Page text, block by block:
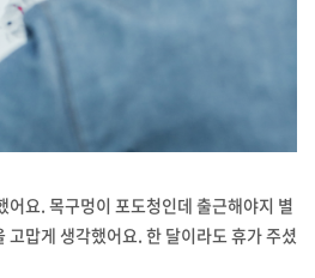
어요. 목구멍이 포도청인데 출근해야지 별
고맙게 생각했어요. 한 달이라도 휴가 주셨